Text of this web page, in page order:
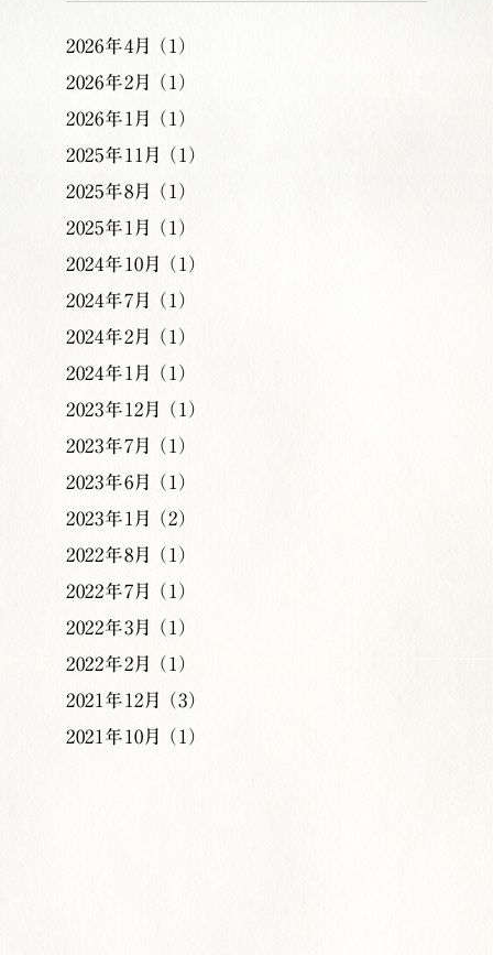
2026年4月 （1）
2026年2月 （1）
2026年1月 （1）
2025年11月 （1）
2025年8月 （1）
2025年1月 （1）
2024年10月 （1）
2024年7月 （1）
2024年2月 （1）
2024年1月 （1）
2023年12月 （1）
2023年7月 （1）
2023年6月 （1）
2023年1月 （2）
2022年8月 （1）
2022年7月 （1）
2022年3月 （1）
2022年2月 （1）
2021年12月 （3）
2021年10月 （1）